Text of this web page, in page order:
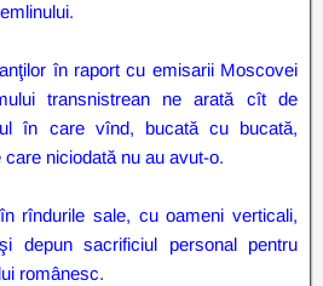
în raport cu emisarii Moscovei
transnistrean ne arată cît de
în care vînd, bucată cu bucată,
niciodată nu au avut-o.
rîndurile sale, cu oameni verticali,
depun sacrificiul personal pentru
românesc.